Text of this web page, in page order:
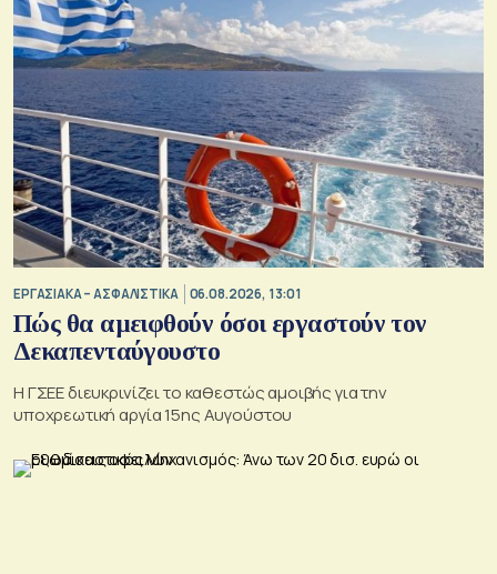
ΕΡΓΑΣΙΑΚΑ – ΑΣΦΑΛΙΣΤΙΚΑ 06.08.2026, 13:01
Πώς θα αμειφθούν όσοι εργαστούν τον
Δεκαπενταύγουστο
Η ΓΣΕΕ διευκρινίζει το καθεστώς αμοιβής για την
υποχρεωτική αργία 15ης Αυγούστου